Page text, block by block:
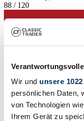
Wir und unsere
persönlichen Daten,
von Technologien
Ihrem Gerät zu
88 / 120